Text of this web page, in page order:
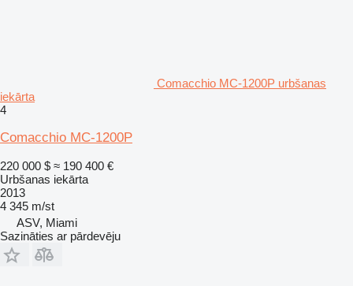
Comacchio MC-1200P urbšanas
iekārta
4
Comacchio MC-1200P
220 000 $ ≈ 190 400 €
Urbšanas iekārta
2013
4 345 m/st
ASV, Miami
Sazināties ar pārdevēju